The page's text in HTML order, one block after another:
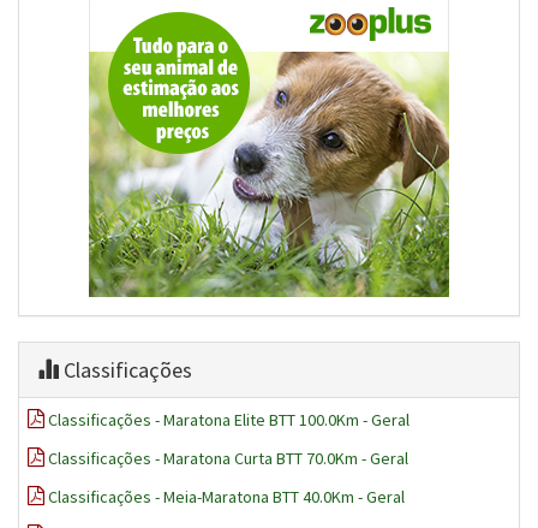
Classificações
Classificações - Maratona Elite BTT 100.0Km - Geral
Classificações - Maratona Curta BTT 70.0Km - Geral
Classificações - Meia-Maratona BTT 40.0Km - Geral